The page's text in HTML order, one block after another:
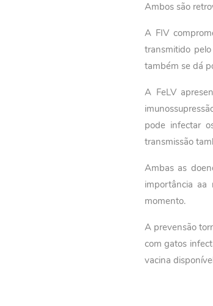
Ambos são
A FIV
transmitido
também se dá
A FeLV
pode infectar
transmissão
Ambas as
importância aa
momento.
A prevensão
com gatos
vacina